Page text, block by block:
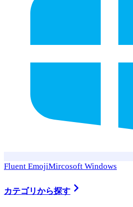
Fluent EmojiMircosoft Windows
カテゴリから探す